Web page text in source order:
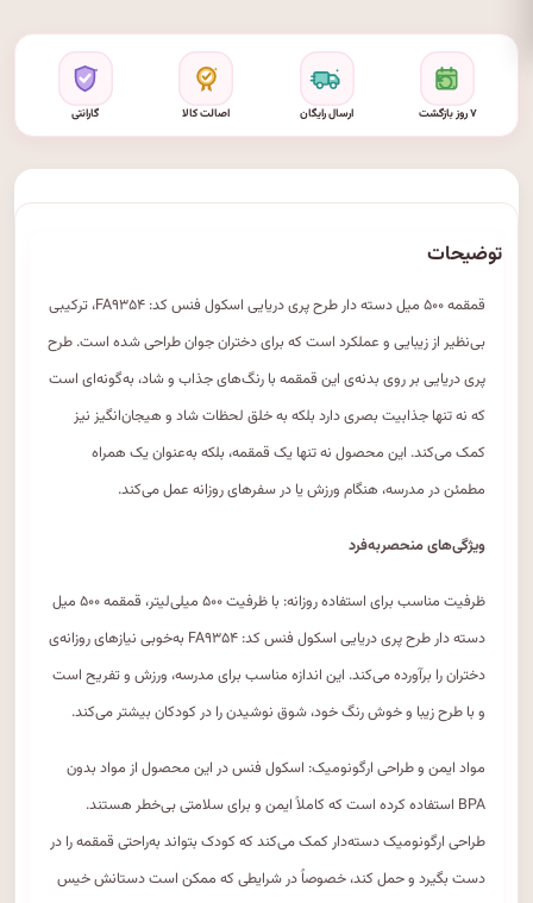
۷ روز بازگشت ارسال رایگان اصالت کالا گارانتی
توضیحات
قمقمه ۵۰۰ میل دسته دار طرح پری دریایی اسکول فنس کد: FA۹۳۵۴، ترکیبی
بی‌نظیر از زیبایی و عملکرد است که برای دختران جوان طراحی شده است. طرح
پری دریایی بر روی بدنه‌ی این قمقمه با رنگ‌های جذاب و شاد، به‌گونه‌ای است
که نه تنها جذابیت بصری دارد بلکه به خلق لحظات شاد و هیجان‌انگیز نیز
کمک می‌کند. این محصول نه تنها یک قمقمه، بلکه به‌عنوان یک همراه
مطمئن در مدرسه، هنگام ورزش یا در سفرهای روزانه عمل می‌کند.
ویژگی‌های منحصربه‌فرد
ظرفیت مناسب برای استفاده روزانه: با ظرفیت ۵۰۰ میلی‌لیتر، قمقمه ۵۰۰ میل
دسته دار طرح پری دریایی اسکول فنس کد: FA۹۳۵۴ به‌خوبی نیازهای روزانه‌ی
دختران را برآورده می‌کند. این اندازه مناسب برای مدرسه، ورزش و تفریح است
و با طرح زیبا و خوش رنگ خود، شوق نوشیدن را در کودکان بیشتر می‌کند.
مواد ایمن و طراحی ارگونومیک: اسکول فنس در این محصول از مواد بدون
BPA استفاده کرده است که کاملاً ایمن و برای سلامتی بی‌خطر هستند.
طراحی ارگونومیک دسته‌دار کمک می‌کند که کودک بتواند به‌راحتی قمقمه را در
دست بگیرد و حمل کند، خصوصاً در شرایطی که ممکن است دستانش خیس